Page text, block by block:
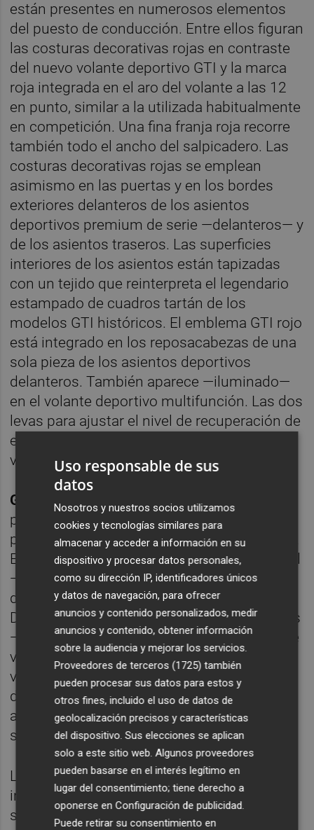
están presentes en numerosos elementos
del puesto de conducción. Entre ellos figuran
las costuras decorativas rojas en contraste
del nuevo volante deportivo GTI y la marca
roja integrada en el aro del volante a las 12
en punto, similar a la utilizada habitualmente
en competición. Una fina franja roja recorre
también todo el ancho del salpicadero. Las
costuras decorativas rojas se emplean
asimismo en las puertas y en los bordes
exteriores delanteros de los asientos
deportivos premium de serie —delanteros— y
de los asientos traseros. Las superficies
interiores de los asientos están tapizadas
con un tejido que reinterpreta el legendario
estampado de cuadros tartán de los
modelos GTI históricos. El emblema GTI rojo
está integrado en los reposacabezas de una
sola pieza de los asientos deportivos
delanteros. También aparece —iluminado—
en el volante deportivo multifunción. Las dos
levas para ajustar el nivel de recuperación de
energía constituyen otra novedad del
volante.
GTI también con visualización retro.
puesto de conducción del ID. Polo GTI
presenta una disposición clara y equilibrada.
El Digital Cockpit —la instrumentación digital
— y la pantalla de infoentretenimiento están
dispuestos sobre un mismo eje visual. El
Digital Cockpit mide 26 cm —10,25 pulgadas
— en diagonal y ofrece distintas opciones de
visualización. Si el conductor activa la
visualización retro mediante el botón View
del volante, por ejemplo, la instrumentación
adopta el estilo de un Golf I de las últimas
series.
La pantalla táctil del sistema de
infoentretenimiento, situada en el centro del
salpicadero, mide 32,77 cm —12,9 pulgadas
Uso responsable de sus
datos
Nosotros y nuestros socios utilizamos
cookies y tecnologías similares para
almacenar y acceder a información en su
dispositivo y procesar datos personales,
como su dirección IP, identificadores únicos
y datos de navegación, para ofrecer
anuncios y contenido personalizados, medir
anuncios y contenido, obtener información
sobre la audiencia y mejorar los servicios.
Proveedores de terceros (1725) también
pueden procesar sus datos para estos y
otros fines, incluido el uso de datos de
geolocalización precisos y características
del dispositivo. Sus elecciones se aplican
solo a este sitio web. Algunos proveedores
pueden basarse en el interés legítimo en
lugar del consentimiento; tiene derecho a
oponerse enConfiguración de publicidad
Puede retirar su consentimiento en